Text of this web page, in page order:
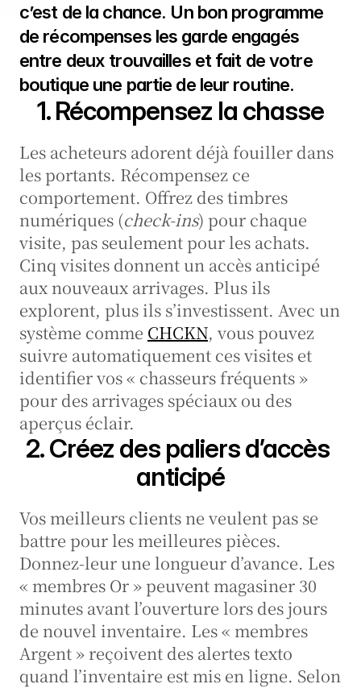
c’est de la chance. Un bon programme
de récompenses les garde engagés
entre deux trouvailles et fait de votre
boutique une partie de leur routine.
1. Récompensez la chasse
Les acheteurs adorent déjà fouiller dans
les portants. Récompensez ce
comportement. Offrez des timbres
numériques (check-ins) pour chaque
visite, pas seulement pour les achats.
Cinq visites donnent un accès anticipé
aux nouveaux arrivages. Plus ils
explorent, plus ils s’investissent. Avec un
système comme CHCKN, vous pouvez
suivre automatiquement ces visites et
identifier vos « chasseurs fréquents »
pour des arrivages spéciaux ou des
aperçus éclair.
2. Créez des paliers d’accès
anticipé
Vos meilleurs clients ne veulent pas se
battre pour les meilleures pièces.
Donnez-leur une longueur d’avance. Les
« membres Or » peuvent magasiner 30
minutes avant l’ouverture lors des jours
de nouvel inventaire. Les « membres
Argent » reçoivent des alertes texto